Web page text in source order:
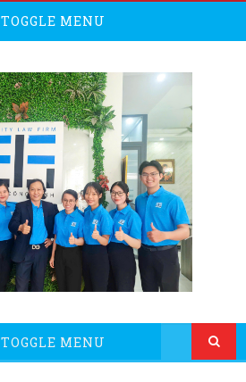
TOGGLE MENU
TOGGLE MENU